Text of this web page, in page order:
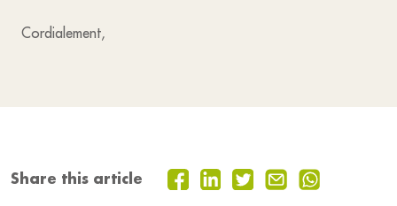
Cordialement,
Share this article